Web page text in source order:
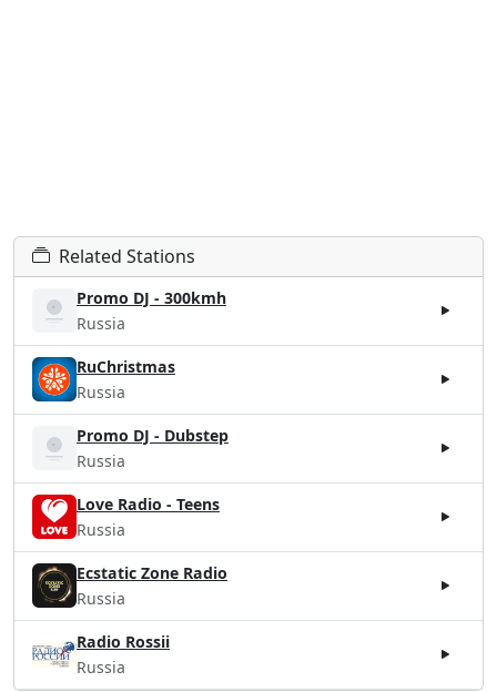
Related Stations
Promo DJ - 300kmh
Russia
RuChristmas
Russia
Promo DJ - Dubstep
Russia
Love Radio - Teens
Russia
Ecstatic Zone Radio
Russia
Radio Rossii
Russia